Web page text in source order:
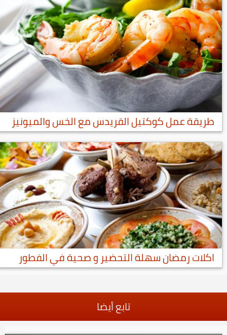
طريقة عمل كوكتيل القريدس مع الخس والميونيز
اكلات رمضان سهلة التحضير و صحية في الفطور
تابع أيضا